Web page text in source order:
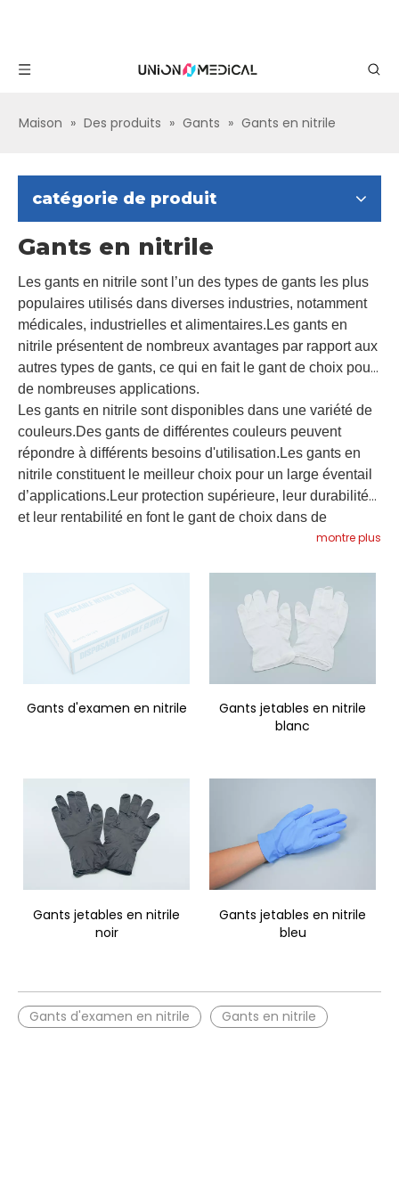
Maison » Des produits » Gants » Gants en nitrile
catégorie de produit
Gants en nitrile
Les gants en nitrile sont l’un des types de gants les plus
populaires utilisés dans diverses industries, notamment
médicales, industrielles et alimentaires.Les gants en
nitrile présentent de nombreux avantages par rapport aux
autres types de gants, ce qui en fait le gant de choix pour
de nombreuses applications.
Les gants en nitrile sont disponibles dans une variété de
couleurs.Des gants de différentes couleurs peuvent
répondre à différents besoins d'utilisation.Les gants en
nitrile constituent le meilleur choix pour un large éventail
d’applications.Leur protection supérieure, leur durabilité
et leur rentabilité en font le gant de choix dans de
nombreuses industries.Que vous recherchiez unemontre plus
Gants d'examen en nitrile
Gants jetables en nitrile
blanc
Gants jetables en nitrile
noir
Gants jetables en nitrile
bleu
Gants d'examen en nitrile Gants en nitrile